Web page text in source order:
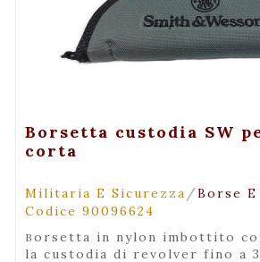
+ Visualizza
Borsetta custodia SW
corta
Militaria E Sicurezza /Borse
Codice 90096624
borsetta in nylon imbottito con cerniera per
la custodia di revolver fino a